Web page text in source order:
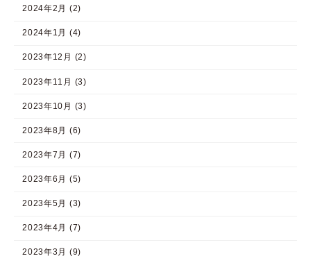
2024年2月 (2)
2024年1月 (4)
2023年12月 (2)
2023年11月 (3)
2023年10月 (3)
2023年8月 (6)
2023年7月 (7)
2023年6月 (5)
2023年5月 (3)
2023年4月 (7)
2023年3月 (9)